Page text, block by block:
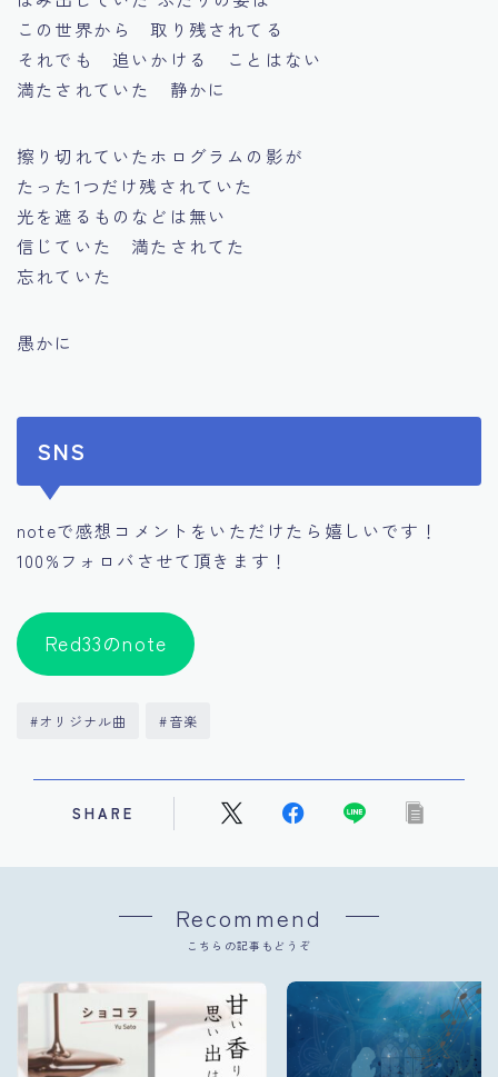
この世界から 取り残されてる
それでも 追いかける ことはない
満たされていた 静かに
擦り切れていたホログラムの影が
たった1つだけ残されていた
光を遮るものなどは無い
信じていた 満たされてた
忘れていた
愚かに
SNS
noteで感想コメントをいただけたら嬉しいです！
100%フォロバさせて頂きます！
Red33のnote
#オリジナル曲 #音楽
SHARE
Recommend
こちらの記事もどうぞ